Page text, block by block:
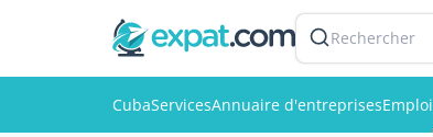
Rechercher
CubaServicesAnnuaire d'entreprisesEmploi